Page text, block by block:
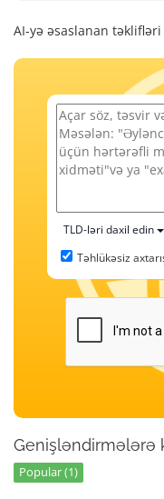
AI-yə əsaslanan
TLD-ləri daxil edin
Təhlükəsiz
Genişləndirmələrə
Popular (1)